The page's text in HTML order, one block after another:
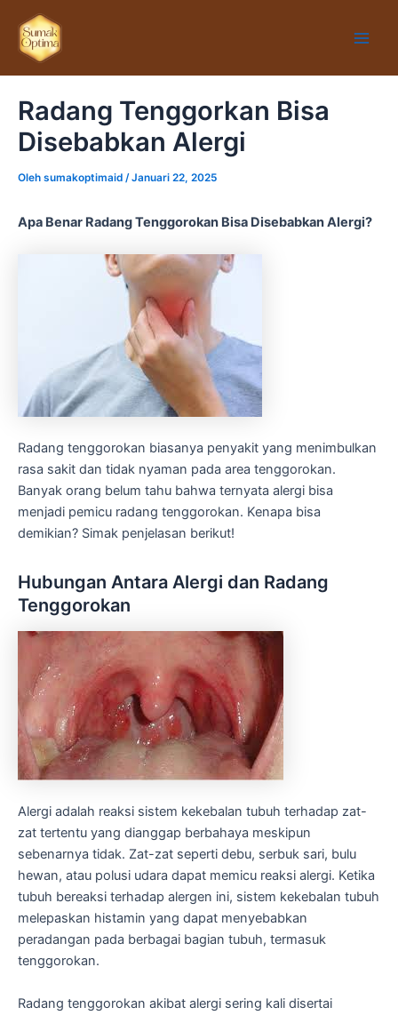
konten
Radang Tenggorkan Bisa
Disebabkan Alergi
Oleh sumakoptimaid /Januari 22, 2025
Apa Benar Radang Tenggorokan Bisa Disebabkan Alergi?
Radang tenggorokan biasanya penyakit yang menimbulkan
rasa sakit dan tidak nyaman pada area tenggorokan.
Banyak orang belum tahu bahwa ternyata alergi bisa
menjadi pemicu radang tenggorokan. Kenapa bisa
demikian? Simak penjelasan berikut!
Hubungan Antara Alergi dan Radang
Tenggorokan
Alergi adalah reaksi sistem kekebalan tubuh terhadap zat-
zat tertentu yang dianggap berbahaya meskipun
sebenarnya tidak. Zat-zat seperti debu, serbuk sari, bulu
hewan, atau polusi udara dapat memicu reaksi alergi. Ketika
tubuh bereaksi terhadap alergen ini, sistem kekebalan tubuh
melepaskan histamin yang dapat menyebabkan
peradangan pada berbagai bagian tubuh, termasuk
tenggorokan.
Radang tenggorokan akibat alergi sering kali disertai